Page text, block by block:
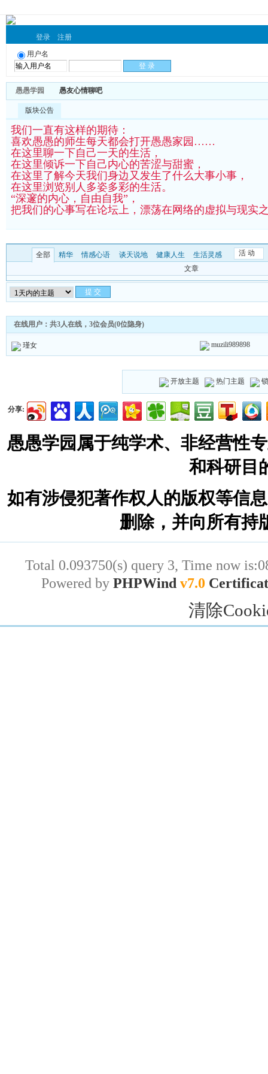
登录 注册
用户名
愚愚学园 愚友心情聊吧
版块公告
我们一直有这样的期待：
喜欢愚愚的师生每天都会打开愚愚家园……
在这里聊一下自己一天的生活，
在这里倾诉一下自己内心的苦涩与甜蜜，
在这里了解今天我们身边又发生了什么大事小事，
在这里浏览别人多姿多彩的生活。
“深邃的内心，自由自我”，
把我们的心事写在论坛上，漂荡在网络的虚拟与现
全部 精华 情感心语 谈天说地 健康人生 生活灵感
活 动
文章
在线用户：共3人在线，3位会员(0位隐身)
瑾女 muzili989898
开放主题 热门主题
分享:
愚愚学园属于纯学术、非经营性
和科研目
如有涉侵犯著作权人的版权等信
删除，并向所有持
Total 0.093750(s) query 3, Time now
Powered by PHPWind v7.0
清除